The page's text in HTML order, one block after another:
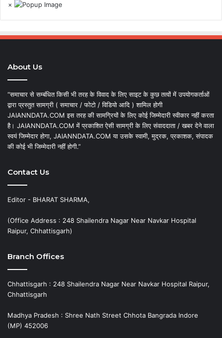
×
About Us
“समाचार से सम्बंधित किसी भी तरह के विवाद के लिए साइट के कुछ तत्वों में उपयोगकर्ताओं
द्वारा प्रस्तुत सामग्री ( समाचार / फोटो / विडियो आदि ) शामिल होगी
JAIANNDATA.COM इस तरह की सामग्रियों के लिए कोई जिम्मेदारी स्वीकार नहीं करता
है। JAIANNDATA.COM में प्रकाशित ऐसी सामग्री के लिए संवाददाता / खबर देने वाला
स्वयं जिम्मेदार होगा, JAIANNDATA.COM या उसके स्वामी, मुद्रक, प्रकाशक, संपादक
की कोई भी जिम्मेदारी नहीं होगी.”
Contact Us
Editor - BHARAT SHARMA,
(Office Address : 248 Shailendra Nagar Near Navkar Hospital
Raipur, Chhattisgarh)
Branch Offices
Chhattisgarh : 248 Shailendra Nagar Near Navkar Hospital Raipur,
Chhattisgarh
Madhya Pradesh : Shree Nath Street Chhota Bangrada Indore
(MP) 452006